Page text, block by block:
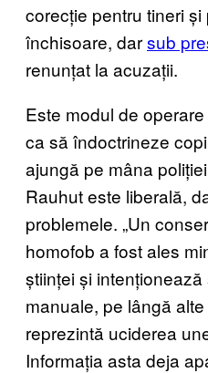
corecție pentru tineri și
închisoare, darsub
renunțat la acuzații.
Este modul de
ca să îndoctrineze
ajungă pe mâna
Rauhut este liberală,
problemele. „Un
homofob a fost ales
științei și
manuale, pe lângă
reprezintă uciderea
Informația asta deja